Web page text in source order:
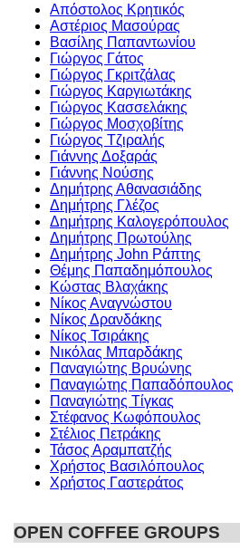
Απόστολος Κρητικός
Αστέριος Μασούρας
Βασίλης Παπαντωνίου
Γιώργος Γάτος
Γιώργος Γκριτζάλας
Γιώργος Καργιωτάκης
Γιώργος Κασσελάκης
Γιώργος Μοσχοβίτης
Γιώργος Τζιραλής
Γιάννης Δοξαράς
Γιάννης Νούσης
Δημήτρης Αθανασιάδης
Δημήτρης Γλέζος
Δημήτρης Καλογερόπουλος
Δημήτρης Πρωτούλης
Δημήτρης John Ράπτης
Θέμης Παπαδημόπουλος
Κώστας Βλαχάκης
Νίκος Αναγνώστου
Νίκος Δρανδάκης
Νίκος Τσιράκης
Νικόλας Μπαρδάκης
Παναγιώτης Βρυώνης
Παναγιώτης Παπαδόπουλος
Παναγιώτης Τίγκας
Στέφανος Κωφόπουλος
Στέλιος Πετράκης
Τάσος Αραμπατζής
Χρήστος Βασιλόπουλος
Χρήστος Γαστεράτος
OPEN COFFEE GROUPS